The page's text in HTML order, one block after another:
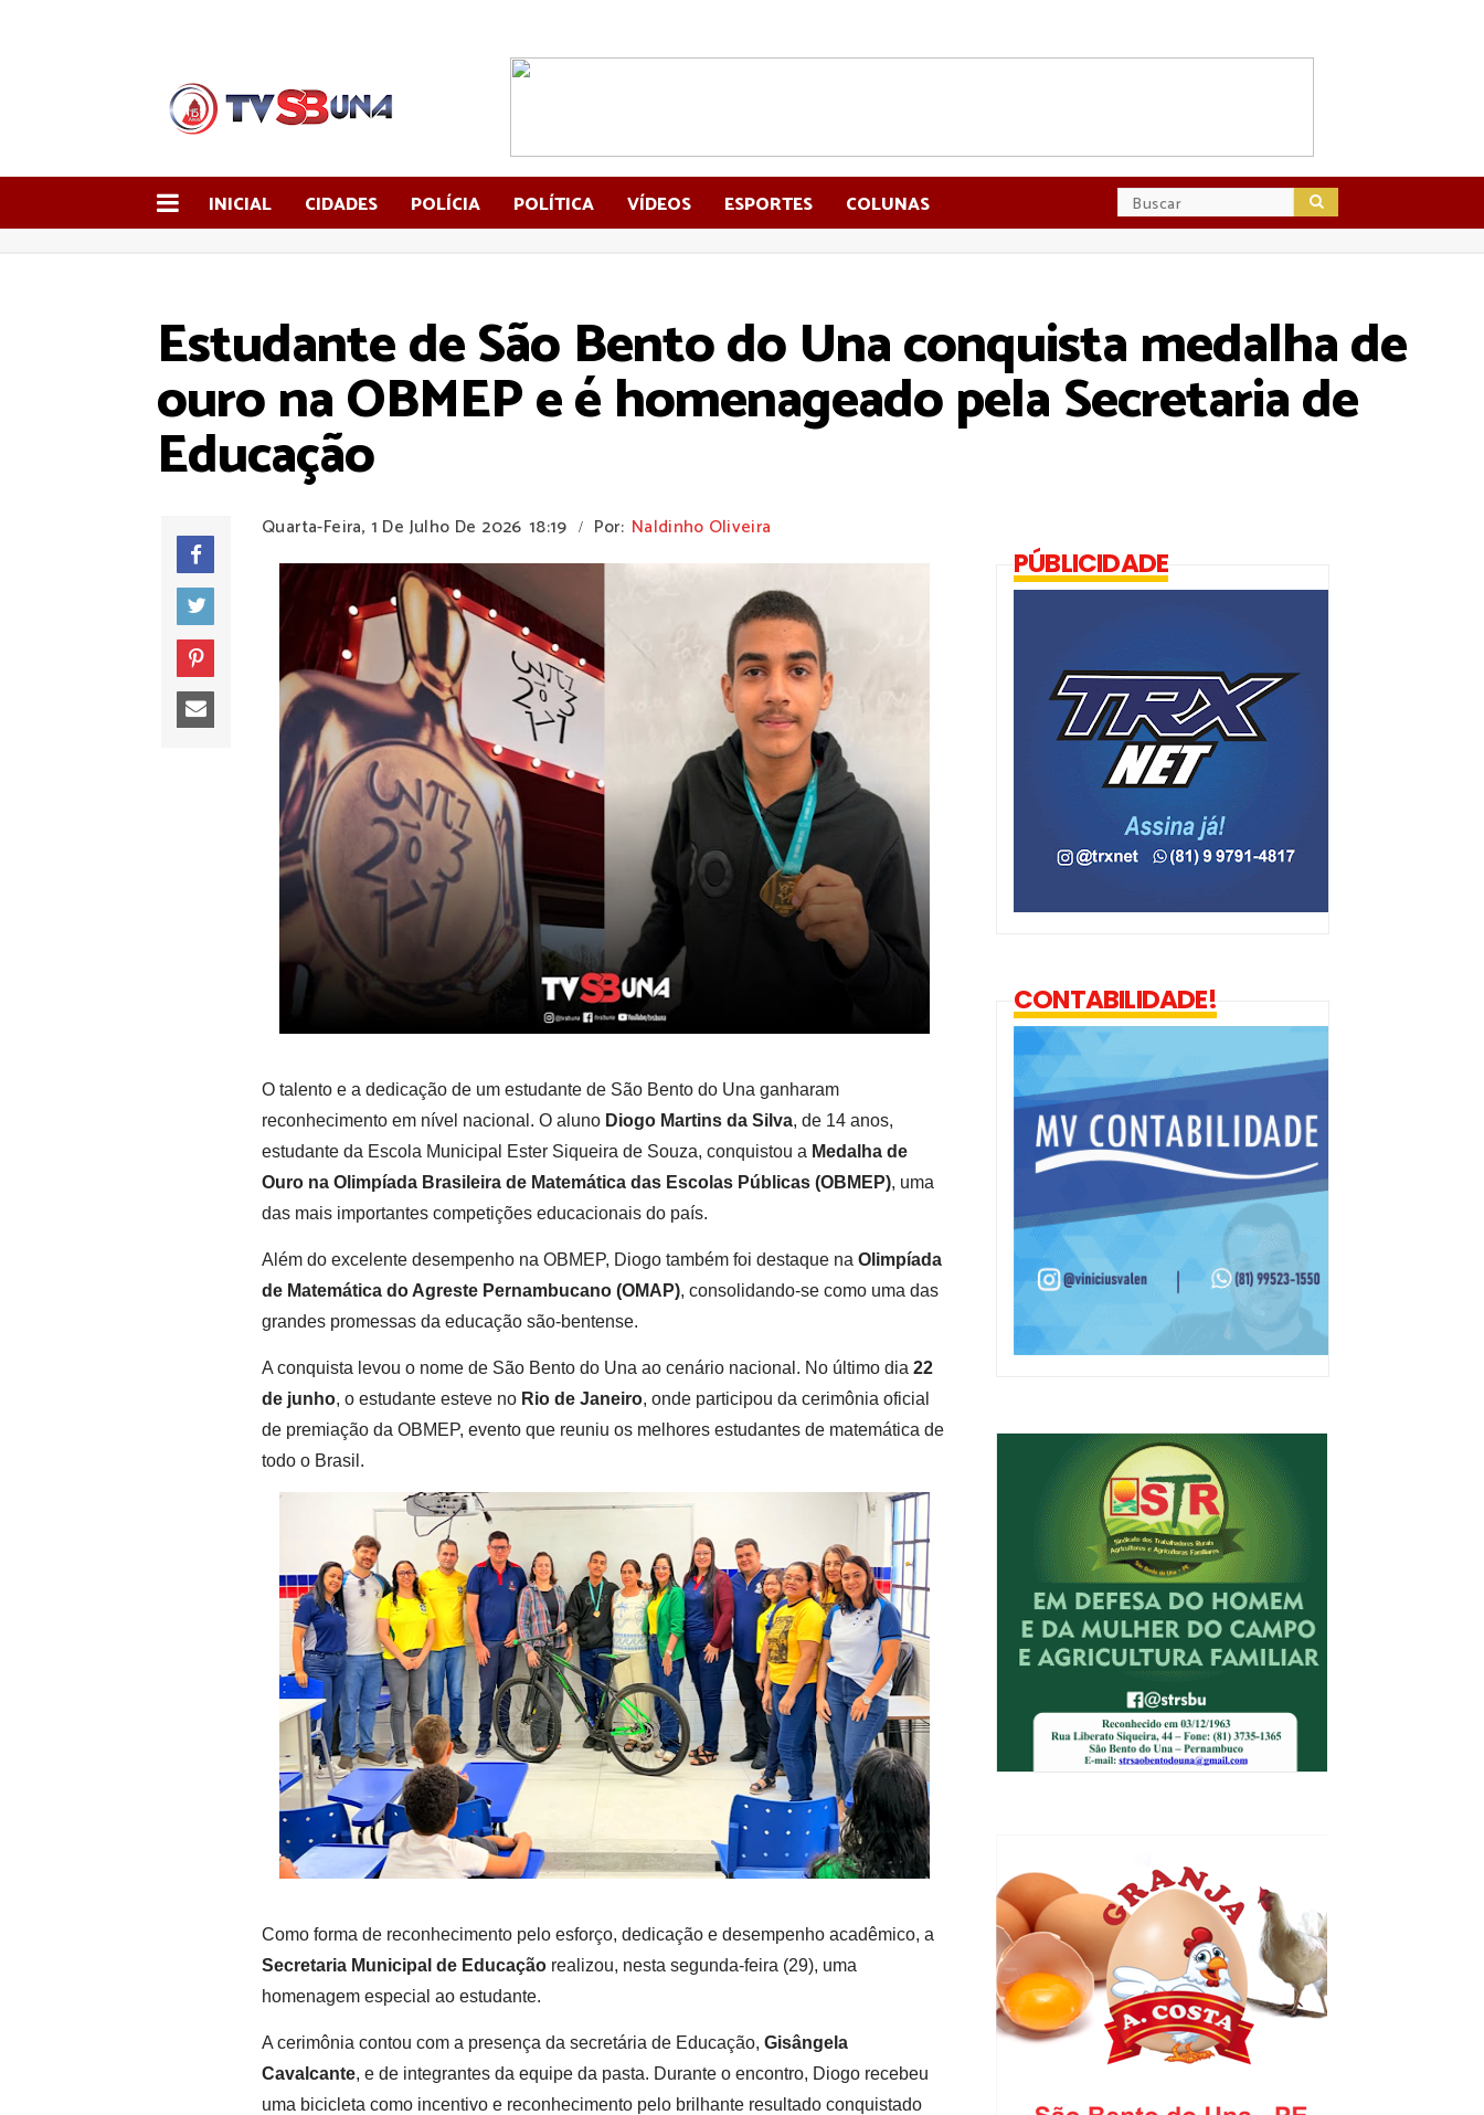
INICIAL CIDADES POLÍCIA POLÍTICA VÍDEOS ESPORTES COLUNAS
Estudante de São Bento do Una conquista medalha de
ouro na OBMEP e é homenageado pela Secretaria de
Educação
Quarta-Feira, 1 De Julho De 2026 18:19 / Por: Naldinho Oliveira
O talento e a dedicação de um estudante de São Bento do Una ganharam
reconhecimento em nível nacional. O aluno Diogo Martins da Silva, de 14 anos,
estudante da Escola Municipal Ester Siqueira de Souza, conquistou a Medalha de
Ouro na Olimpíada Brasileira de Matemática das Escolas Públicas (OBMEP), uma
das mais importantes competições educacionais do país.
Além do excelente desempenho na OBMEP, Diogo também foi destaque na Olimpíada
de Matemática do Agreste Pernambucano (OMAP), consolidando-se como uma das
grandes promessas da educação são-bentense.
A conquista levou o nome de São Bento do Una ao cenário nacional. No último dia 22
de junho, o estudante esteve no Rio de Janeiro, onde participou da cerimônia oficial
de premiação da OBMEP, evento que reuniu os melhores estudantes de matemática de
todo o Brasil.
Como forma de reconhecimento pelo esforço, dedicação e desempenho acadêmico, a
Secretaria Municipal de Educação realizou, nesta segunda-feira (29), uma
homenagem especial ao estudante.
A cerimônia contou com a presença da secretária de Educação, Gisângela
Cavalcante, e de integrantes da equipe da pasta. Durante o encontro, Diogo recebeu
uma bicicleta como incentivo e reconhecimento pelo brilhante resultado conquistado
PÚBLICIDADE
CONTABILIDADE!